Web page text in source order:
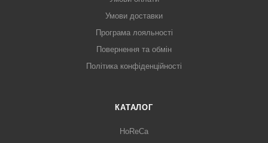
Умови доставки
Програма лояльності
Повернення та обмін
Політика конфіденційності
КАТАЛОГ
HoReCa